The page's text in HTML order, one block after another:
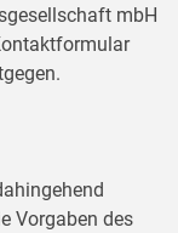
mbH
Vorgaben des